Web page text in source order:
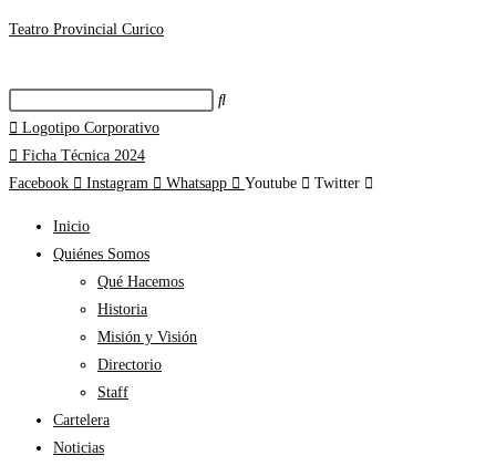
Teatro Provincial Curico
Logotipo Corporativo
Ficha Técnica 2024
Facebook
Instagram Whatsapp Youtube Twitter
Inicio
Quiénes Somos
Qué Hacemos
Historia
Misión y Visión
Directorio
Staff
Cartelera
Noticias